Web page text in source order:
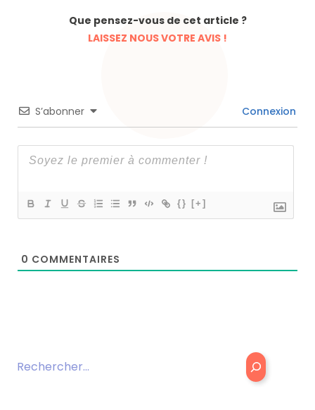
Que pensez-vous de cet article ?
LAISSEZ NOUS VOTRE AVIS !
S’abonner Connexion
{} [+]
0 COMMENTAIRES
Rechercher